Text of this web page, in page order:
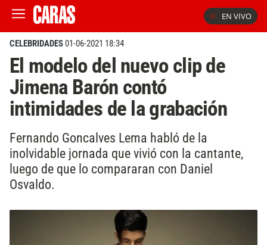
EN VIVO
CELEBRIDADES01-06-2021 18:34
El modelo del nuevo clip de
Jimena Barón contó
intimidades de la grabación
Fernando Goncalves Lema habló de la
inolvidable jornada que vivió con la cantante,
luego de que lo compararan con Daniel
Osvaldo.